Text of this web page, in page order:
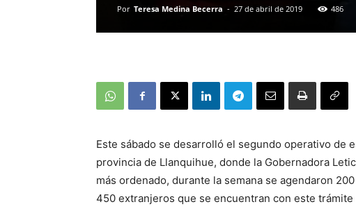
Por Teresa Medina Becerra - 27 de abril de 2019 486
Este sábado se desarrolló el segundo operativo de
provincia de Llanquihue, donde la Gobernadora
más ordenado, durante la semana se agendaron
450 extranjeros que se encuentran con este trámite